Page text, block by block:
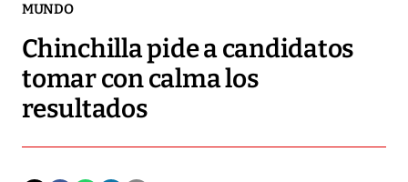
MUNDO
Chinchilla pide a candidatos
tomar con calma los
resultados